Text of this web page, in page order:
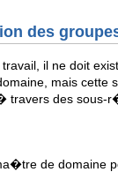
des
travail, il ne doit
mais cette
travers des sous-
de domaine